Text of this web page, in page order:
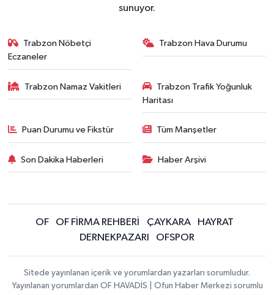
sunuyor.
Trabzon Nöbetçi
Eczaneler
Trabzon Hava Durumu
Trabzon Namaz Vakitleri
Trabzon Trafik Yoğunluk
Haritası
Puan Durumu ve Fikstür Tüm Manşetler
Son Dakika Haberleri Haber Arşivi
OF OF FİRMA REHBERİ ÇAYKARA
HAYRAT
DERNEKPAZARI
OFSPOR
Sitede yayınlanan içerik ve yorumlardan yazarları sorumludur.
Yayınlanan yorumlardan OF HAVADİS | Ofun Haber Merkezi sorumlu